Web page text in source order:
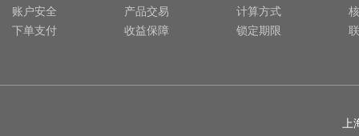
账户安全
下单支付
产品交易
收益保障
计算方式
锁定期限